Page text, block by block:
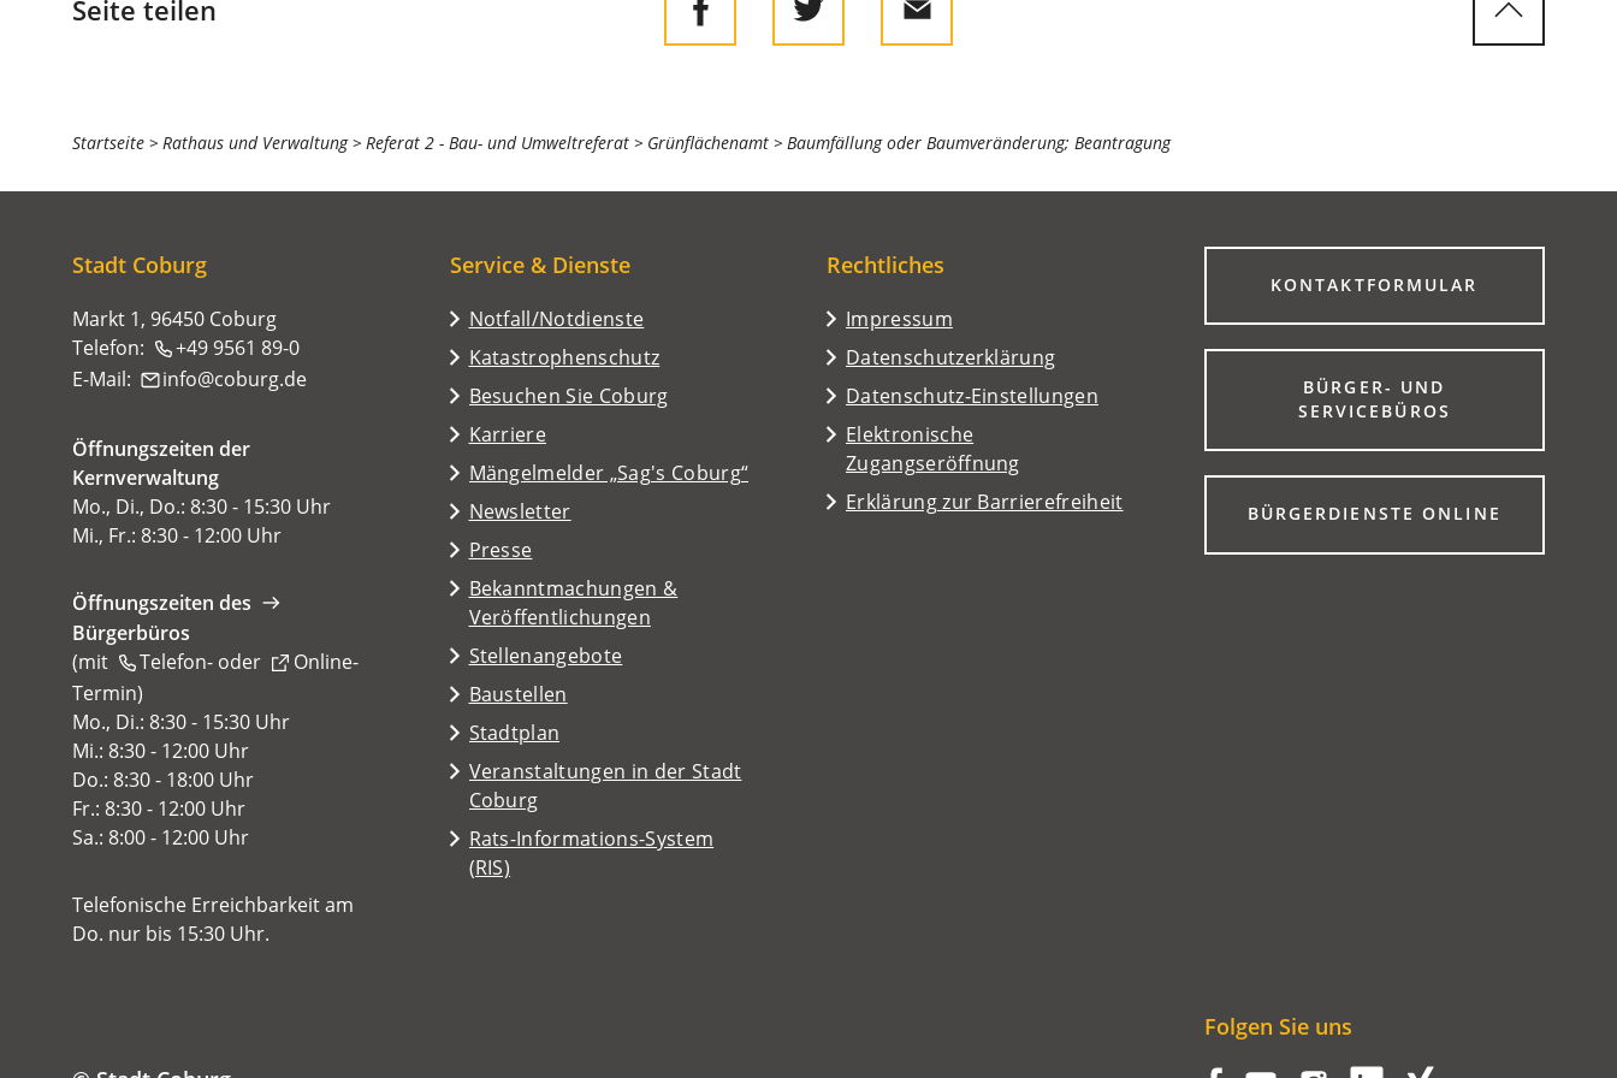
Seite teilen
Sie
befinden
hier:
Startseite Rathaus und Verwaltung Referat 2 - Bau- und Umweltreferat Grünflächenamt Baumfällung oder Baumveränderung; Beantragung
Stadt Coburg
Markt 1, 96450 Coburg
Telefon:
+49 9561 89-0
E-Mail:
info coburg de
Öffnungszeiten der
Kernverwaltung
Mo., Di., Do.: 8:30 - 15:30 Uhr
Mi., Fr.: 8:30 - 12:00 Uhr
Öffnungszeiten des
Bürgerbüros
(mit
Telefon- oder
Online-
Termin
(Öffnet
in
einem
neuen
Tab)
)
Mo., Di.: 8:30 - 15:30 Uhr
Mi.: 8:30 - 12:00 Uhr
Do.: 8:30 - 18:00 Uhr
Fr.: 8:30 - 12:00 Uhr
Sa.: 8:00 - 12:00 Uhr
Telefonische Erreichbarkeit am
Do. nur bis 15:30 Uhr.
Service & Dienste
Notfall/Notdienste
Katastrophenschutz
Besuchen Sie Coburg
(Öffnet
in
neuen
Tab)
Karriere
Mängelmelder „Sag's Coburg“
(Öffnet
in
neuen
Tab)
Newsletter
Presse
Bekanntmachungen &
Veröffentlichungen
Stellenangebote
Baustellen
Stadtplan
(Öffnet
in
einem
Tab)
Veranstaltungen in der Stadt
Coburg
(Öffnet
in
einem
neuen
Rats-Informations-System
(RIS)
(Öffnet
Rechtliches
Impressum
Datenschutzerklärung
Datenschutz-Einstellungen
Elektronische
Zugangseröffnung
Erklärung zur Barrierefreiheit
KONTAKTFORMULAR
(ÖFFNET
NEUEN
BÜRGER- UND
SERVICEBÜROS
NEUEN
TAB)BÜRGERDIENSTE ONLINE
(ÖFFNET
EINEM
Folgen Sie uns